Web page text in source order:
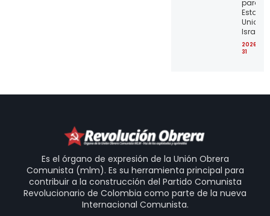
para
Unidos
Israel
2026-
31
Es el órgano de expresión de la Unión Obrera
Comunista (mlm). Es su herramienta principal para
contribuir a la construcción del Partido Comunista
Revolucionario de Colombia como parte de la nueva
Internacional Comunista.